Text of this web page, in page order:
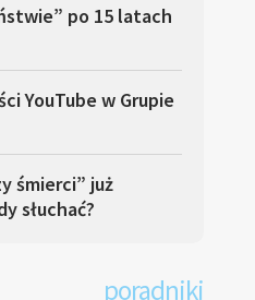
po 15 latach
YouTube w Grupie
śmierci” już
słuchać?
poradniki